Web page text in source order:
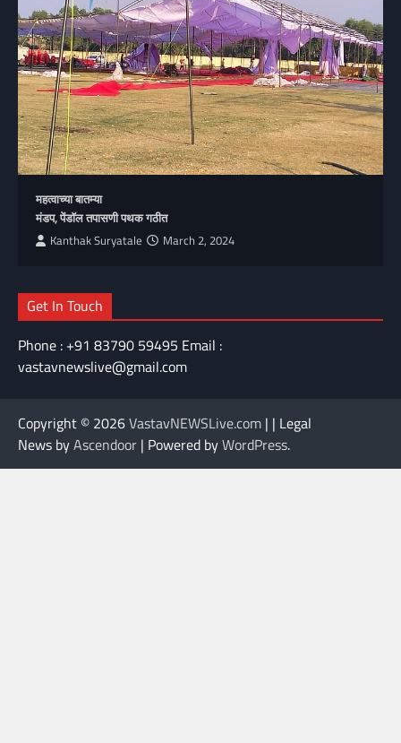
महत्वाच्या बातम्या
मंडप, पेंडॉल तपासणी पथक गठीत
Kanthak Suryatale March 2, 2024
Get In Touch
Phone : +91 83790 59495 Email :
vastavnewslive@gmail.com
Copyright © 2026VastavNEWSLive.com | | Legal
News byAscendoor | Powered byWordPress.